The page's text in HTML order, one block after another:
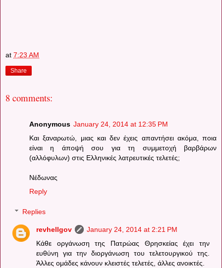
at 7:23 AM
Share
8 comments:
Anonymous January 24, 2014 at 12:35 PM
Και ξαναρωτώ, μιας και δεν έχεις απαντήσει ακόμα, ποια
είναι η άποψή σου για τη συμμετοχή βαρβάρων
(αλλόφυλων) στις Ελληνικές λατρευτικές τελετές;
Νέδωνας
Reply
Replies
revhellgov
January 24, 2014 at 2:21 PM
Κάθε οργάνωση της Πατρώας Θρησκείας έχει την
ευθύνη για την διοργάνωση του τελετουργικού της.
Άλλες ομάδες κάνουν κλειστές τελετές, άλλες ανοικτές.